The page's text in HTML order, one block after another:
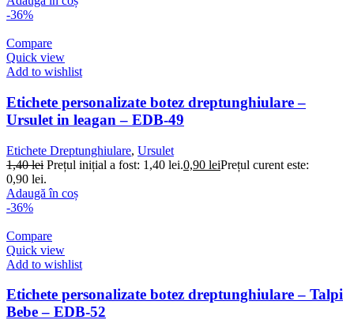
-36%
Compare
Quick view
Add to wishlist
Etichete personalizate botez dreptunghiulare –
Ursulet in leagan – EDB-49
Etichete Dreptunghiulare, Ursulet
1,40lei Prețul inițial a fost: 1,40 lei.0,90 leiPrețul curent este:
0,90 lei.
Adaugă în coș
-36%
Compare
Quick view
Add to wishlist
Etichete personalizate botez dreptunghiulare – Talpi
Bebe – EDB-52